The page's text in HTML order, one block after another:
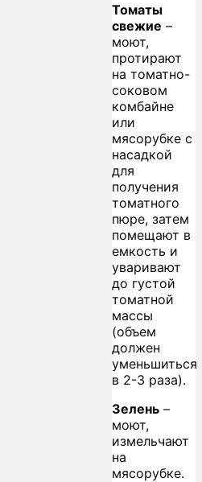
Томаты
свежие –
моют,
протирают
на томатно-
соковом
комбайне
или
мясорубке с
насадкой
для
получения
томатного
пюре, затем
помещают в
емкость и
уваривают
до густой
томатной
массы
(объем
должен
уменьшиться
в 2-3 раза).
Зелень –
моют,
измельчают
на
мясорубке.